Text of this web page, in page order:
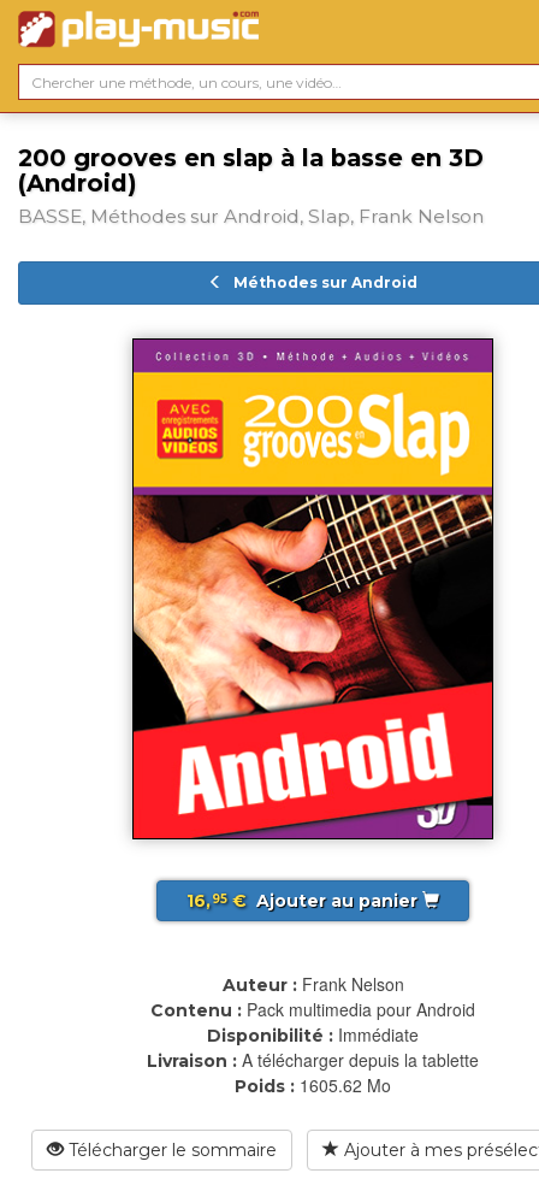
200 grooves en slap à la basse en 3D
(Android)
BASSE, Méthodes sur Android, Slap, Frank Nelson
Méthodes sur Android
16,95€ Ajouter au panier
Auteur : Frank Nelson
Contenu : Pack multimedia pour Android
Disponibilité : Immédiate
Livraison : A télécharger depuis la tablette
Poids : 1605.62 Mo
Télécharger le sommaire Ajouter à mes